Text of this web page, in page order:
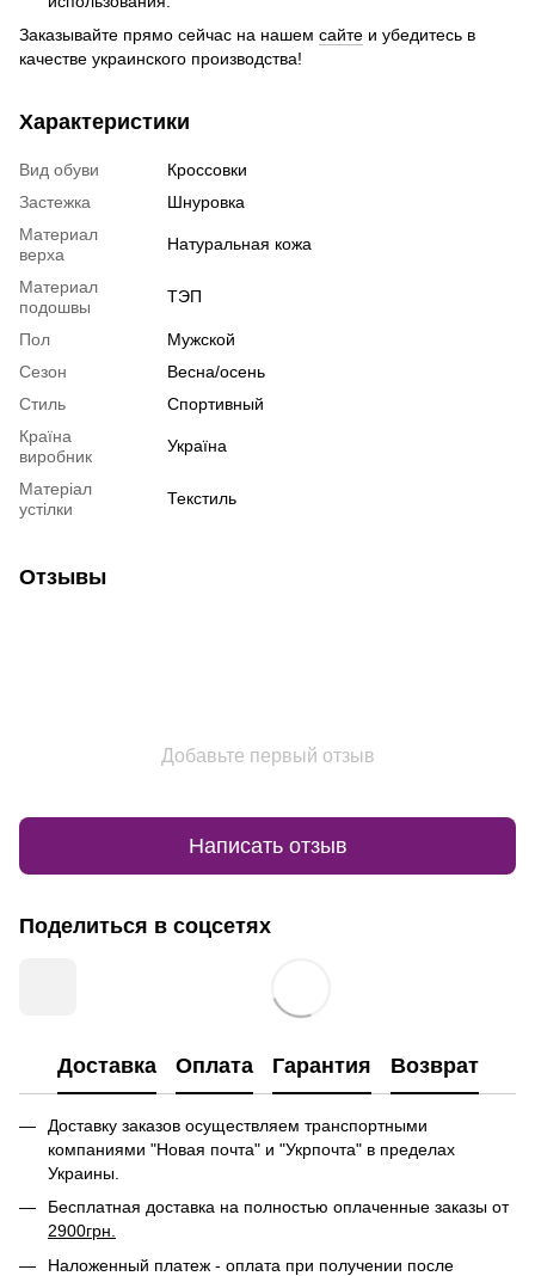
Заказывайте прямо сейчас на нашем сайте и убедитесь в
качестве украинского производства!
Характеристики
Вид обуви
Кроссовки
Застежка
Шнуровка
Материал
верха
Натуральная кожа
Материал
подошвы
ТЭП
Пол
Мужской
Сезон
Весна/осень
Стиль
Спортивный
Країна
виробник
Україна
Матеріал
устілки
Текстиль
Отзывы
Добавьте первый отзыв
Написать отзыв
Поделиться в соцсетях
Доставка Оплата Гарантия Возврат
Доставку заказов осуществляем транспортными
компаниями "Новая почта" и "Укрпочта" в пределах
Украины.
Бесплатная доставка на полностью оплаченные заказы от
2900грн.
Наложенный платеж - оплата при получении после